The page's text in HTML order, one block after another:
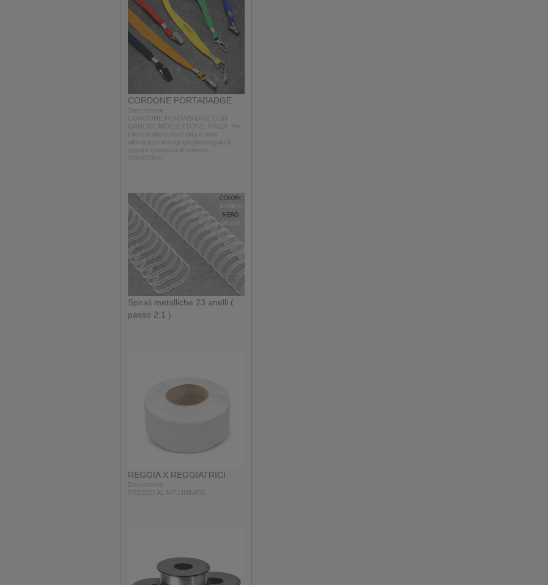
CORDONE PORTABADGE
Descrizione:
CORDONE PORTABADGE CON
GANCIO, MOLLETTONE, PINZA. Per
info e ordini scrivici una e-mail
all'indirizzo eurograph@eurogolia.it -
oppure chiamaci al numero
039/652500.
Spirali metalliche 23 anelli (
passo 2:1 )
REGGIA X REGGIATRICI
Descrizione:
PREZZO AL MT LINEARE